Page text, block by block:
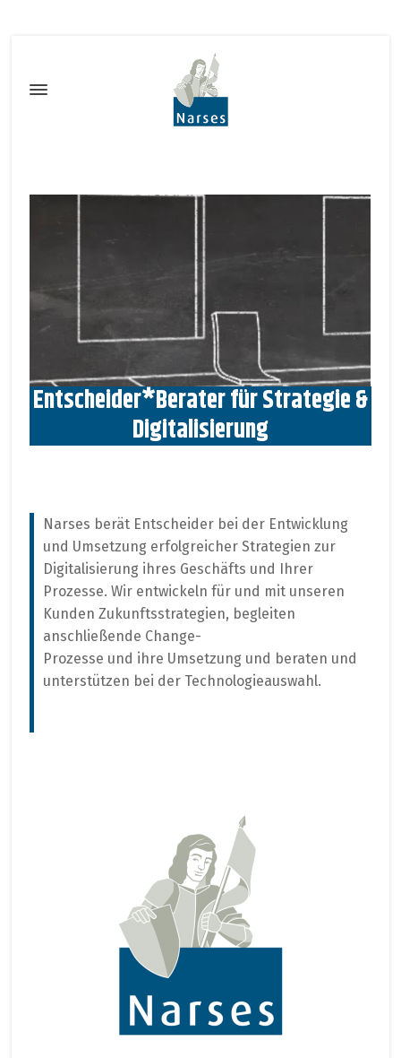
Entscheider*Berater für Strategie &
Digitalisierung
Narses berät Entscheider bei der Entwicklung
und Umsetzung erfolgreicher Strategien zur
Digitalisierung ihres Geschäfts und Ihrer
Prozesse. Wir entwickeln für und mit unseren
Kunden Zukunftsstrategien, begleiten
anschließende Change-
Prozesse und ihre Umsetzung und beraten und
unterstützen bei der Technologieauswahl.